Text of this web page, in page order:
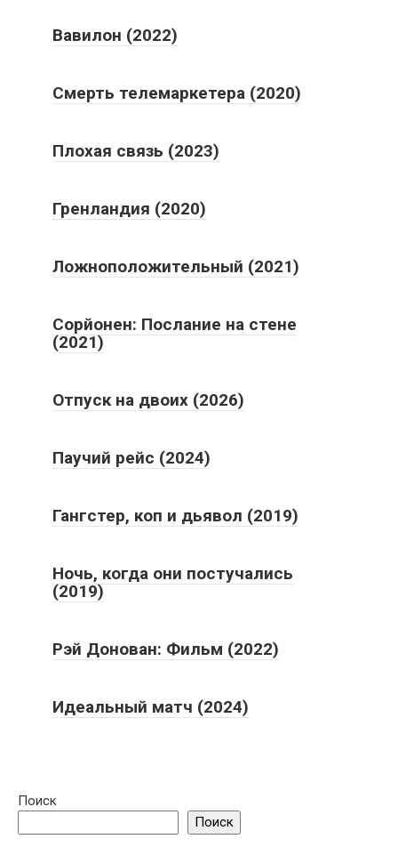
Вавилон (2022)
Смерть телемаркетера (2020)
Плохая связь (2023)
Гренландия (2020)
Ложноположительный (2021)
Сорйонен: Послание на стене
(2021)
Отпуск на двоих (2026)
Паучий рейс (2024)
Гангстер, коп и дьявол (2019)
Ночь, когда они постучались
(2019)
Рэй Донован: Фильм (2022)
Идеальный матч (2024)
Поиск
Поиск